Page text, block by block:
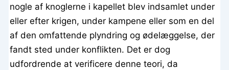
nogle af knoglerne i kapellet blev indsamlet under
eller efter krigen, under kampene eller som en del
af den omfattende plyndring og ødelæggelse, der
fandt sted under konflikten. Det er dog
udfordrende at verificere denne teori, da